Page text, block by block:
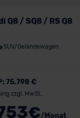
Q8 / SQ8 / RS Q8
SUV/Geländewagen
75.798 €
zzgl. MwSt.
€/Monat